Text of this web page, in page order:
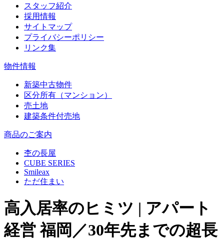
スタッフ紹介
採用情報
サイトマップ
プライバシーポリシー
リンク集
物件情報
新築中古物件
区分所有（マンション）
売土地
建築条件付売地
商品のご案内
杢の長屋
CUBE SERIES
Smileax
ただ住まい
高入居率のヒミツ | アパート
経営 福岡／30年先までの超長